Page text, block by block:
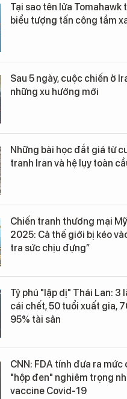
Tại sao tên lửa Tomahawk
biểu tượng tấn công tầm
Sau 5 ngày, cuộc chiến ở
những xu hướng mới
Những bài học đắt giá từ
tranh Iran và hệ lụy toàn
Chiến tranh thương mại
2025: Cả thế giới bị kéo
tra sức chịu đựng”
Tỷ phú "lập dị" Thái Lan: 3
cái chết, 50 tuổi xuất gia,
95% tài sản
CNN: FDA tính đưa ra mức
"hộp đen" nghiêm trọng
vaccine Covid-19